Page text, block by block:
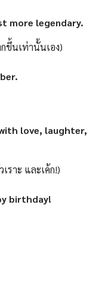
more legendary.
ขึ้นเท่านั้นเอง)
love, laughter,
ราะ และเค้ก!)
birthday!